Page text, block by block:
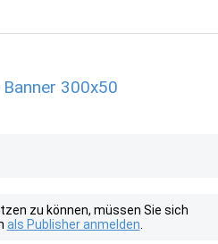
300x50
zu können, müssen Sie sich
als Publisher anmelden